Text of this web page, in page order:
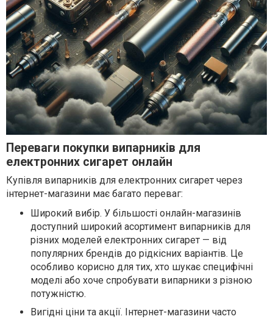
Переваги покупки випарників для
електронних сигарет онлайн
Купівля випарників для електронних сигарет через
інтернет-магазини має багато переваг:
Широкий вибір. У більшості онлайн-магазинів
доступний широкий асортимент випарників для
різних моделей електронних сигарет — від
популярних брендів до рідкісних варіантів. Це
особливо корисно для тих, хто шукає специфічні
моделі або хоче спробувати випарники з різною
потужністю.
Вигідні ціни та акції. Інтернет-магазини часто